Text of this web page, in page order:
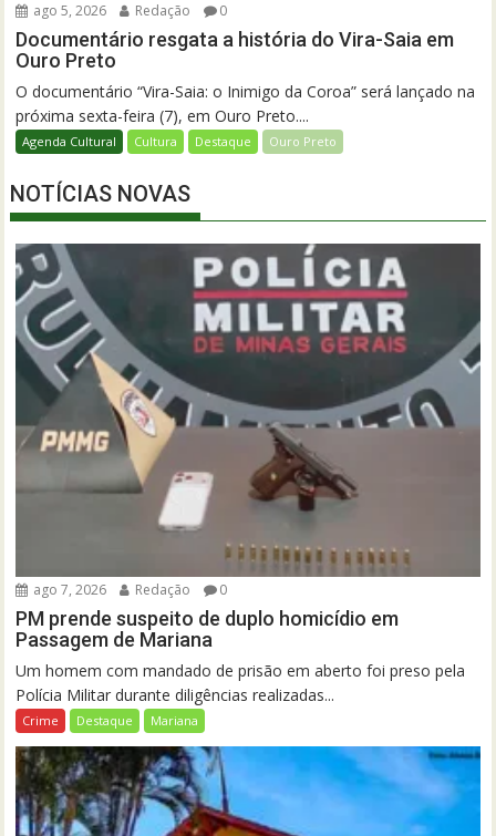
ago 5, 2026 Redação 0
Documentário resgata a história do Vira-Saia em
Ouro Preto
O documentário “Vira-Saia: o Inimigo da Coroa” será lançado na
próxima sexta-feira (7), em Ouro Preto....
Agenda Cultural Cultura Destaque Ouro Preto
NOTÍCIAS NOVAS
ago 7, 2026 Redação 0
PM prende suspeito de duplo homicídio em
Passagem de Mariana
Um homem com mandado de prisão em aberto foi preso pela
Polícia Militar durante diligências realizadas...
Crime Destaque Mariana